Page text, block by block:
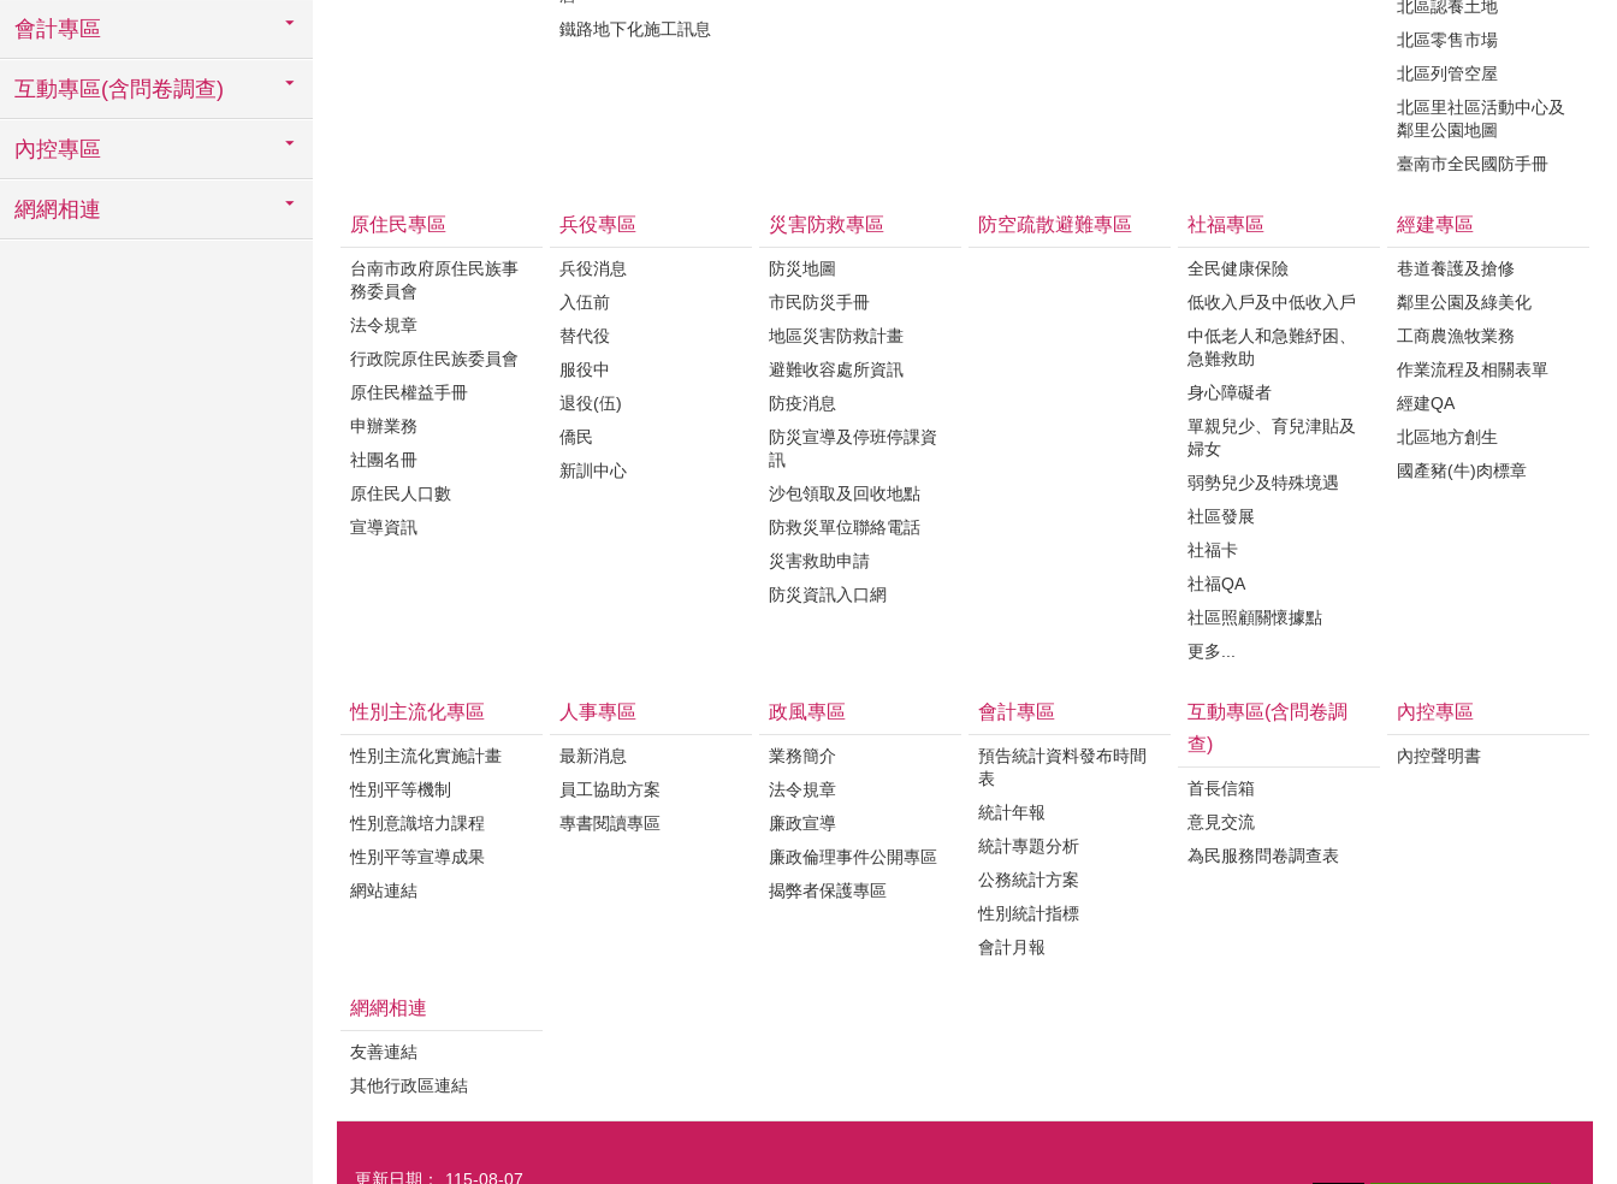
會計專區
互動專區(含問卷調查)
內控專區
網網相連
鐵路地下化施工訊息
北區認養土地
北區零售市場
北區列管空屋
北區里社區活動中心及
鄰里公園地圖
臺南市全民國防手冊
原住民專區
台南市政府原住民族事
務委員會
法令規章
行政院原住民族委員會
原住民權益手冊
申辦業務
社團名冊
原住民人口數
宣導資訊
兵役專區
兵役消息
入伍前
替代役
服役中
退役(伍)
僑民
新訓中心
災害防救專區
防災地圖
市民防災手冊
地區災害防救計畫
避難收容處所資訊
防疫消息
防災宣導及停班停課資
訊
沙包領取及回收地點
防救災單位聯絡電話
災害救助申請
防災資訊入口網
防空疏散避難專區 社福專區
全民健康保險
低收入戶及中低收入戶
中低老人和急難紓困、
急難救助
身心障礙者
單親兒少、育兒津貼及
婦女
弱勢兒少及特殊境遇
社區發展
社福卡
社福QA
社區照顧關懷據點
更多...
經建專區
巷道養護及搶修
鄰里公園及綠美化
工商農漁牧業務
作業流程及相關表單
經建QA
北區地方創生
國產豬(牛)肉標章
性別主流化專區
性別主流化實施計畫
性別平等機制
性別意識培力課程
性別平等宣導成果
網站連結
人事專區
最新消息
員工協助方案
專書閱讀專區
政風專區
業務簡介
法令規章
廉政宣導
廉政倫理事件公開專區
揭弊者保護專區
會計專區
預告統計資料發布時間
表
統計年報
統計專題分析
公務統計方案
性別統計指標
會計月報
互動專區(含問卷調
查)
首長信箱
意見交流
為民服務問卷調查表
內控專區
內控聲明書
網網相連
友善連結
其他行政區連結
更新日期： 115-08-07